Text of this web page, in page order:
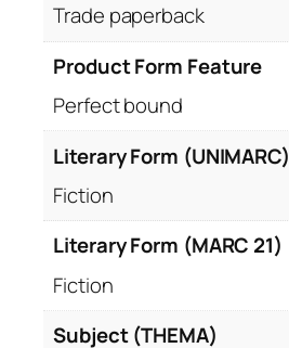
Trade paperback
Product Form Feature
Perfect bound
Literary Form (UNIMARC)
Fiction
Literary Form (MARC 21)
Fiction
Subject (THEMA)